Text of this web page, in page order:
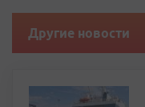
Другие новости